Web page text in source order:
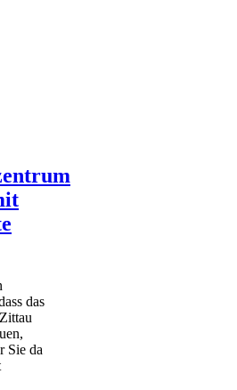
das
Sie da